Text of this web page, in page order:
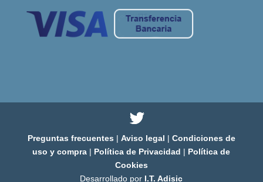
Preguntas frecuentes | Aviso legal | Condiciones de
uso y compra | Política de Privacidad | Política de
Cookies
Desarrollado por I.T. Adisic